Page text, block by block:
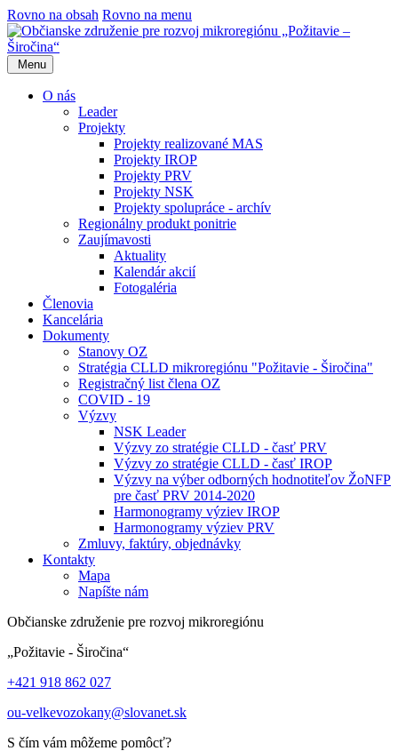
Rovno na obsah Rovno na menu
Menu
O nás
Leader
Projekty
Projekty realizované MAS
Projekty IROP
Projekty PRV
Projekty NSK
Projekty spolupráce - archív
Regionálny produkt ponitrie
Zaujímavosti
Aktuality
Kalendár akcií
Fotogaléria
Členovia
Kancelária
Dokumenty
Stanovy OZ
Stratégia CLLD mikroregiónu "Požitavie - Širočina"
Registračný list člena OZ
COVID - 19
Výzvy
NSK Leader
Výzvy zo stratégie CLLD - časť PRV
Výzvy zo stratégie CLLD - časť IROP
Výzvy na výber odborných hodnotiteľov ŽoNFP
pre časť PRV 2014-2020
Harmonogramy výziev IROP
Harmonogramy výziev PRV
Zmluvy, faktúry, objednávky
Kontakty
Mapa
Napíšte nám
Občianske združenie pre rozvoj mikroregiónu
„Požitavie - Širočina“
+421 918 862 027
ou-velkevozokany@slovanet.sk
S čím vám môžeme pomôcť?